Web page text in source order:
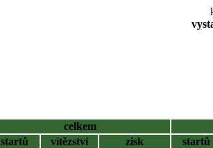
celkem
startů
vítězství zisk
startů